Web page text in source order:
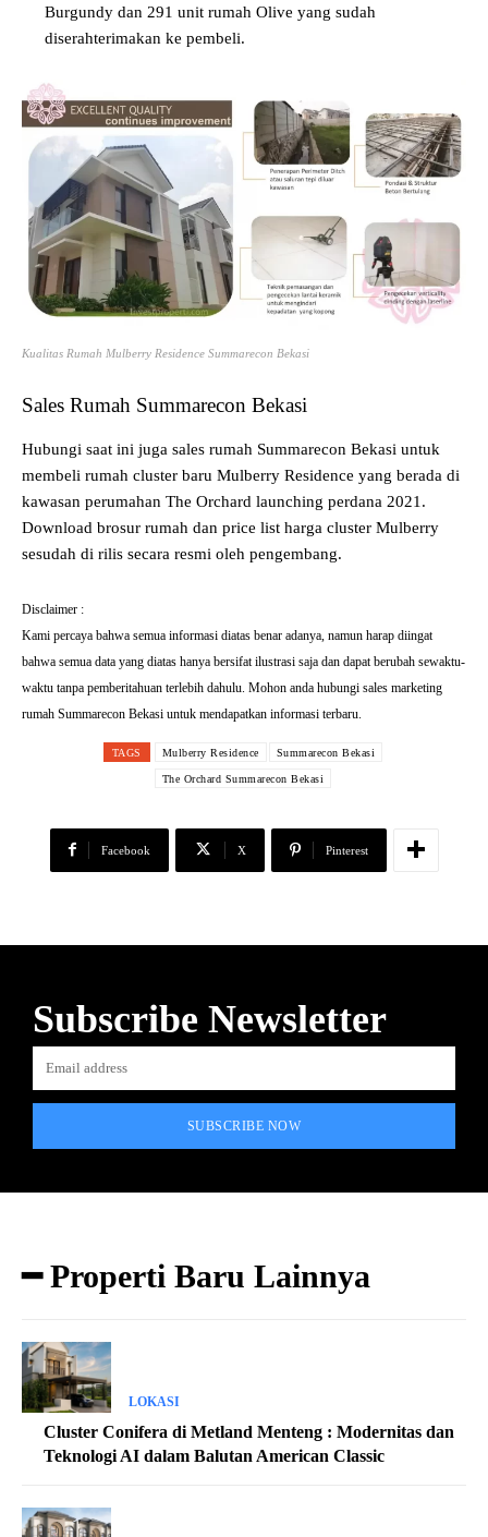
Burgundy dan 291 unit rumah Olive yang sudah
diserahterimakan ke pembeli.
Kualitas Rumah Mulberry Residence Summarecon Bekasi
Sales Rumah Summarecon Bekasi
Hubungi saat ini juga sales rumah Summarecon Bekasi untuk
membeli rumah cluster baru Mulberry Residence yang berada di
kawasan perumahan The Orchard launching perdana 2021.
Download brosur rumah dan price list harga cluster Mulberry
sesudah di rilis secara resmi oleh pengembang.
Disclaimer :
Kami percaya bahwa semua informasi diatas benar adanya, namun harap diingat
bahwa semua data yang diatas hanya bersifat ilustrasi saja dan dapat berubah sewaktu-
waktu tanpa pemberitahuan terlebih dahulu. Mohon anda hubungi sales marketing
rumah Summarecon Bekasi untuk mendapatkan informasi terbaru.
TAGS Mulberry Residence Summarecon Bekasi
The Orchard Summarecon Bekasi
Facebook X Pinterest
Subscribe Newsletter
SUBSCRIBE NOW
━ Properti Baru Lainnya
LOKASI
Cluster Conifera di Metland Menteng : Modernitas dan
Teknologi AI dalam Balutan American Classic